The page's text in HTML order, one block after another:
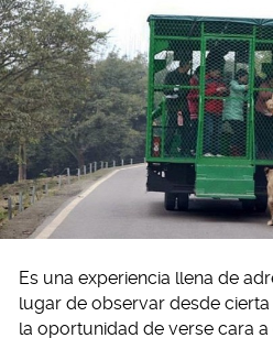
Es una experiencia llena de
lugar de observar desde
la oportunidad de verse cara